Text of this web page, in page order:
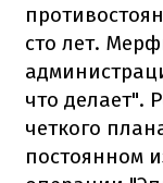
сто лет.
что делает".
четкого
постоянном